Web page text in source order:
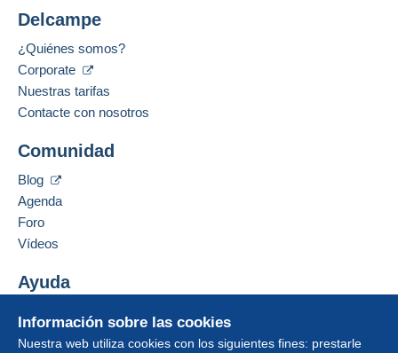
Información sobre las cookies
Nuestra web utiliza cookies con los siguientes fines: prestarle
Delcampe
¿Quiénes somos?
Corporate
Nuestras tarifas
Contacte con nosotros
Comunidad
Blog
Agenda
Foro
Vídeos
Ayuda
Comprar en Delcampe